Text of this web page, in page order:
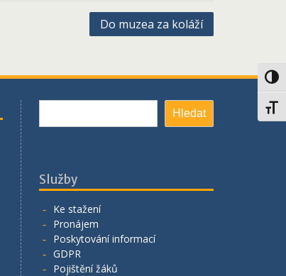
Do muzea za koláží
Hledat
Služby
Ke stažení
Pronájem
Poskytování informací
GDPR
Pojištění žáků